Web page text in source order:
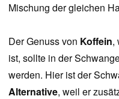
Mischung der gleichen
Der Genuss von Koffein,
ist, sollte in der
werden. Hier ist der
Alternative, weil er